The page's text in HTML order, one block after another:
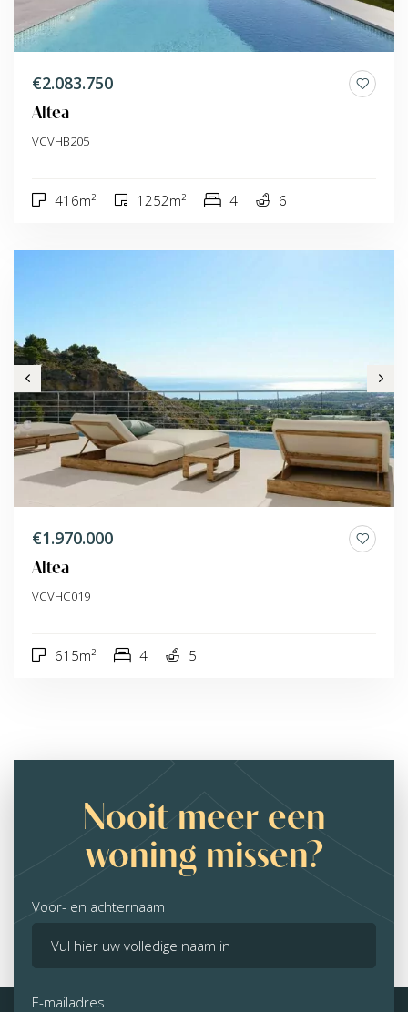
€2.083.750
Altea
VCVHB205
416m² 1252m² 4 6
€1.970.000
Altea
VCVHC019
615m² 4 5
Nooit meer een
woning missen?
Voor- en achternaam
E-mailadres